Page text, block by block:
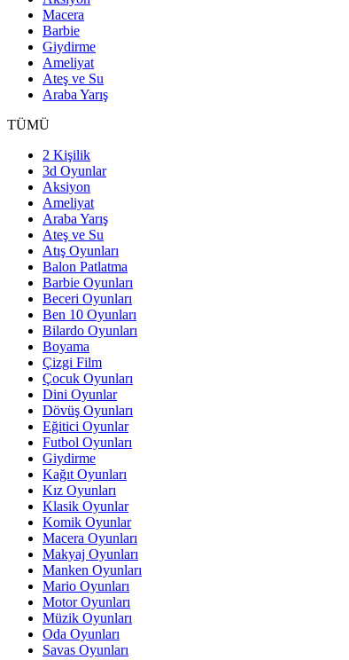
Macera
Barbie
Giydirme
Ameliyat
Ateş ve Su
Araba Yarış
TÜMÜ
2 Kişilik
3d Oyunlar
Aksiyon
Ameliyat
Araba Yarış
Ateş ve Su
Atış Oyunları
Balon Patlatma
Barbie Oyunları
Beceri Oyunları
Ben 10 Oyunları
Bilardo Oyunları
Boyama
Çizgi Film
Çocuk Oyunları
Dini Oyunlar
Dövüş Oyunları
Eğitici Oyunlar
Futbol Oyunları
Giydirme
Kağıt Oyunları
Kız Oyunları
Klasik Oyunlar
Komik Oyunlar
Macera Oyunları
Makyaj Oyunları
Manken Oyunları
Mario Oyunları
Motor Oyunları
Müzik Oyunları
Oda Oyunları
Savas Oyunları